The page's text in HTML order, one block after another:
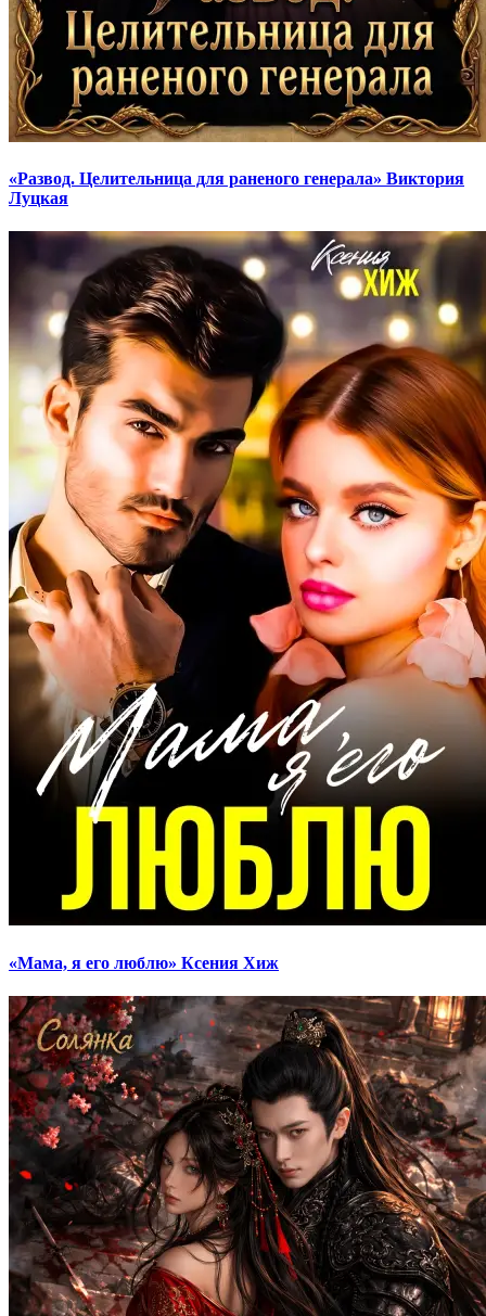
«Развод. Целительница для раненого генерала» Виктория
Луцкая
«Мама, я его люблю» Ксения Хиж